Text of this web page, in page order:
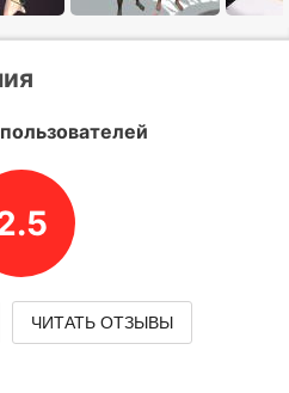
ЧИТАТЬ ОТЗЫВЫ